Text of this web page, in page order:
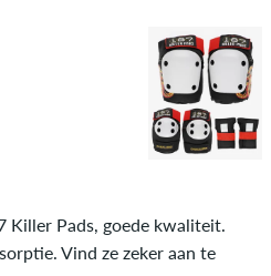
of auteursrechten schenden
derden bevatten, worden
van een item geeft het
je dit zien aan het groene
woorden "geverifieerde
werd de aankoop geverifieerd op
Killer Pads, goede kwaliteit.
Vind ze zeker aan te